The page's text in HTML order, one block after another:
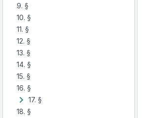
9. §
10. §
11. §
12. §
13. §
14. §
15. §
16. §
17. §
18. §